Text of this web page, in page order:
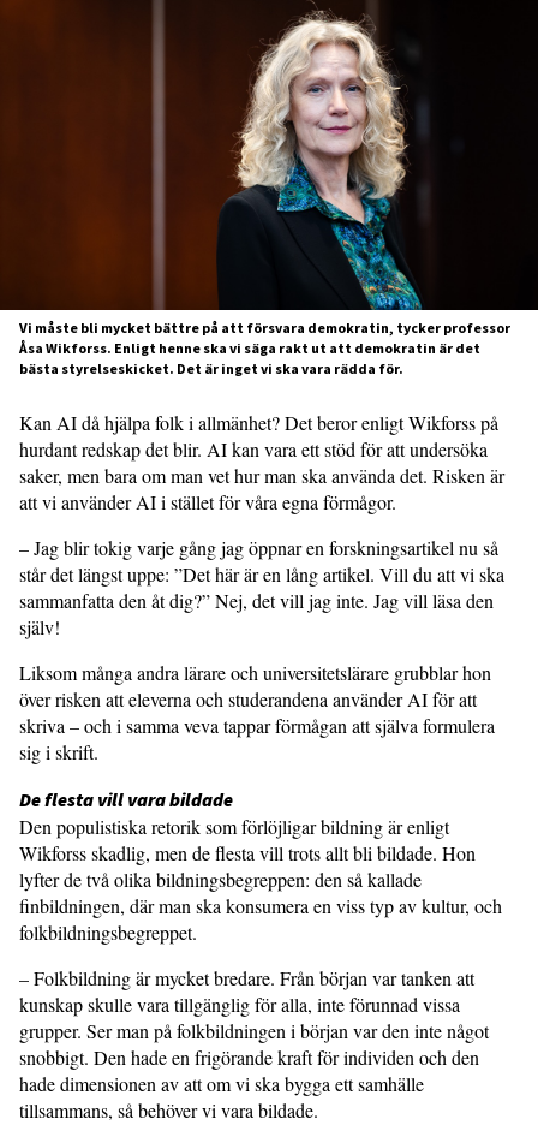
Vi måste bli mycket bättre på att försvara demokratin, tycker professor
Åsa Wikforss. Enligt henne ska vi säga rakt ut att demokratin är det
bästa styrelseskicket. Det är inget vi ska vara rädda för.
Kan AI då hjälpa folk i allmänhet? Det beror enligt Wikforss på
hurdant redskap det blir. AI kan vara ett stöd för att undersöka
saker, men bara om man vet hur man ska använda det. Risken är
att vi använder AI i stället för våra egna förmågor.
– Jag blir tokig varje gång jag öppnar en forskningsartikel nu så
står det längst uppe: ”Det här är en lång artikel. Vill du att vi ska
sammanfatta den åt dig?” Nej, det vill jag inte. Jag vill läsa den
själv!
Liksom många andra lärare och universitetslärare grubblar hon
över risken att eleverna och studerandena använder AI för att
skriva – och i samma veva tappar förmågan att själva formulera
sig i skrift.
De flesta vill vara bildade
Den populistiska retorik som förlöjligar bildning är enligt
Wikforss skadlig, men de flesta vill trots allt bli bildade. Hon
lyfter de två olika bildningsbegreppen: den så kallade
finbildningen, där man ska konsumera en viss typ av kultur, och
folkbildningsbegreppet.
– Folkbildning är mycket bredare. Från början var tanken att
kunskap skulle vara tillgänglig för alla, inte förunnad vissa
grupper. Ser man på folkbildningen i början var den inte något
snobbigt. Den hade en frigörande kraft för individen och den
hade dimensionen av att om vi ska bygga ett samhälle
tillsammans, så behöver vi vara bildade.